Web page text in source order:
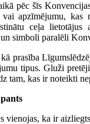
pēc šīs
apzīmējumu, kas
ceļa lietotājus
simboli paralēli
prasība
tipus. Gluži
tam, kas ir noteikti
vienojas, ka ir